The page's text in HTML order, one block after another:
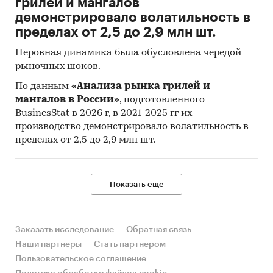
различных организациях торговли и сферы
услуг.
Индекс потребительских цен на товары и
услуги (ИПЦ) измеряет отношение стоимости
фиксированного перечня товаров и услуг в
ценах текущего периода к его стоимости в
ценах предыдущего (базисного) периода и
характеризует изменение во времени общего
уровня цен на товары и услуги, приобретаемые
населением для непроизводственного
потребления.
Исходной информацией для расчета ИПЦ
являются данные регистрации цен на
конкретные товары и услуги. На их основе
определяются средние сопоставимые цены
отчетного и предыдущего периодов.
Сопоставимой считается цена,
зарегистрированная в одной и той же
грилей и мангалов
демонстрировало волатильность в
пределах от 2,5 до 2,9 млн шт.
Неровная динамика была обусловлена чередой
рыночных шоков.
По данным «Анализа рынка грилей и
мангалов в России», подготовленного
BusinesStat в 2026 г, в 2021-2025 гг их
производство демонстрировало волатильность в
пределах от 2,5 до 2,9 млн шт.
Показать еще
Заказать исследование
Обратная связь
Наши партнеры
Стать партнером
Пользовательское соглашение